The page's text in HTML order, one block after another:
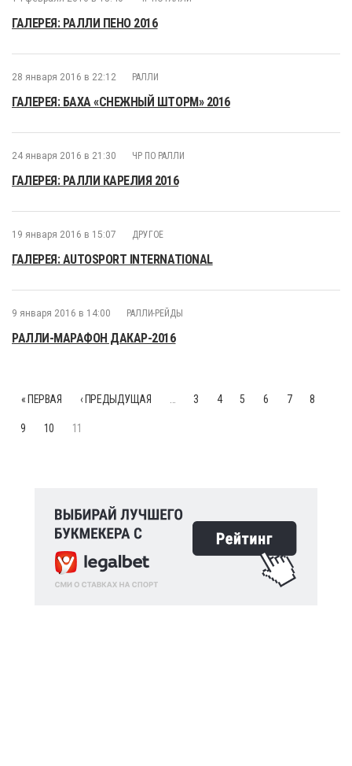
ГАЛЕРЕЯ: РАЛЛИ ПЕНО 2016
28 января 2016 в 22:12 РАЛЛИ
ГАЛЕРЕЯ: БАХА «СНЕЖНЫЙ ШТОРМ» 2016
24 января 2016 в 21:30 ЧР ПО РАЛЛИ
ГАЛЕРЕЯ: РАЛЛИ КАРЕЛИЯ 2016
19 января 2016 в 15:07 ДРУГОЕ
ГАЛЕРЕЯ: AUTOSPORT INTERNATIONAL
9 января 2016 в 14:00 РАЛЛИ-РЕЙДЫ
РАЛЛИ-МАРАФОН ДАКАР-2016
« ПЕРВАЯ ‹ ПРЕДЫДУЩАЯ 3 4 5 6 7 8
9 10 11